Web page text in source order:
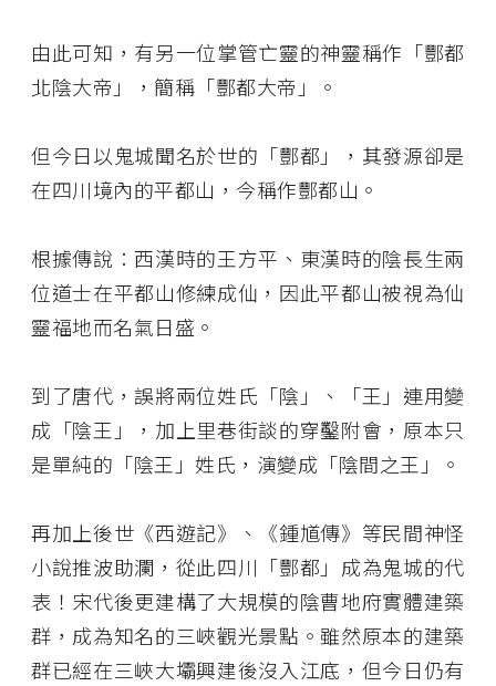
由此可知，有另一位掌管亡靈的神靈稱作「酆都
北陰大帝」，簡稱「酆都大帝」。
但今日以鬼城聞名於世的「酆都」，其發源卻是
在四川境內的平都山，今稱作酆都山。
根據傳說：西漢時的王方平、東漢時的陰長生兩
位道士在平都山修練成仙，因此平都山被視為仙
靈福地而名氣日盛。
到了唐代，誤將兩位姓氏「陰」、「王」連用變
成「陰王」，加上里巷街談的穿鑿附會，原本只
是單純的「陰王」姓氏，演變成「陰間之王」。
再加上後世《西遊記》、《鍾馗傳》等民間神怪
小說推波助瀾，從此四川「酆都」成為鬼城的代
表！宋代後更建構了大規模的陰曹地府實體建築
群，成為知名的三峽觀光景點。雖然原本的建築
群已經在三峽大壩興建後沒入江底，但今日仍有